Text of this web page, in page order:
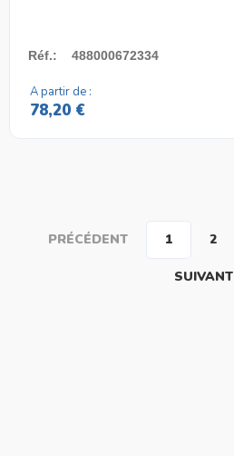
Réf.: 488000672334
A partir de :
78,20 €
PRÉCÉDENT 1 2
SUIVANT